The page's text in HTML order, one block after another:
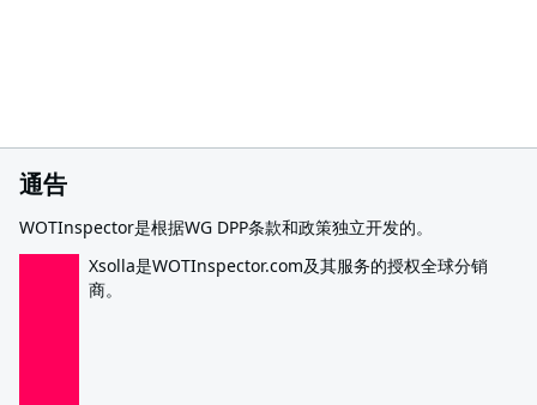
通告
WOTInspector是根据WG DPP条款和政策独立开发的。
Xsolla是WOTInspector.com及其服务的授权全球分销
商。